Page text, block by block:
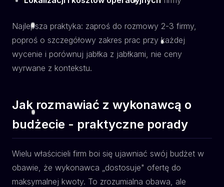
Najlepsza praktyka: zaproś do rozmowy 2-3 firmy,
poproś o szczegółowy zakres prac przy każdej
wycenie i porównuj jabłka z jabłkami, nie ceny
wyrwane z kontekstu.
Jak rozmawiać z wykonawcą o
budżecie - praktyczne porady
Wielu właścicieli firm boi się ujawniać swój budżet w
obawie, że wykonawca „dostosuje" ofertę do
maksymalnej kwoty. To zrozumialna obawa, ale